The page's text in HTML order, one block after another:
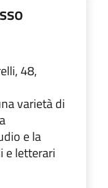
48,
varietà di
e la
e letterari